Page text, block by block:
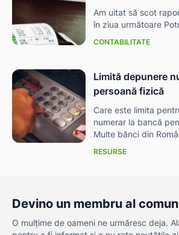
Am uitat să scot
în ziua următoare
CONTABILITATE
Limită depunere
persoană fizică
Care este limita
numerar la bancă
Multe bănci din
RESURSE
Devino un membru al
O mulțime de oameni ne urmăresc deja.